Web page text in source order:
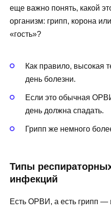
еще важно понять, какой
организм: грипп, корона
«гость»?
Как правило, высокая
день болезни.
Если это обычная
день должна спадать.
Грипп же немного
Типы
инфекций
Есть ОРВИ, а есть грипп —